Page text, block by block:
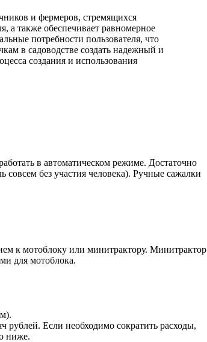
и фермеров, стремящихся
а также обеспечивает равномерное
потребности пользователя, что
в садоводстве создать надежный и
создания и использования
в автоматическом режиме. Достаточно
без участия человека). Ручные сажалки
к мотоблоку или минитрактору. Минитрактор
для мотоблока.
рублей. Если необходимо сократить расходы,
ниже.